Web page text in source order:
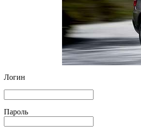
Логин
Пароль